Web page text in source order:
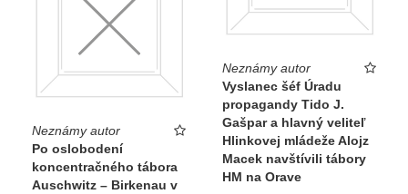
Neznámy autor
Vyslanec šéf Úradu
propagandy Tido J.
Gašpar a hlavný veliteľ
Hlinkovej mládeže Alojz
Macek navštívili tábory
HM na Orave
Neznámy autor
Po oslobodení
koncentračného tábora
Auschwitz – Birkenau v